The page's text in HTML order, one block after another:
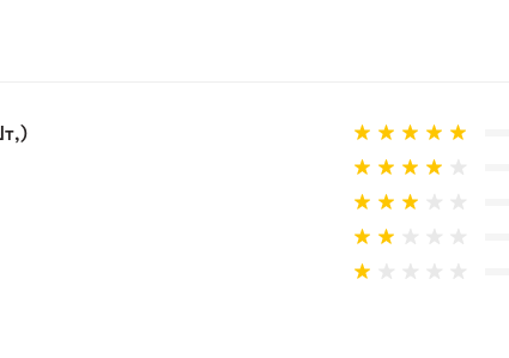
товара та реальної рослини.